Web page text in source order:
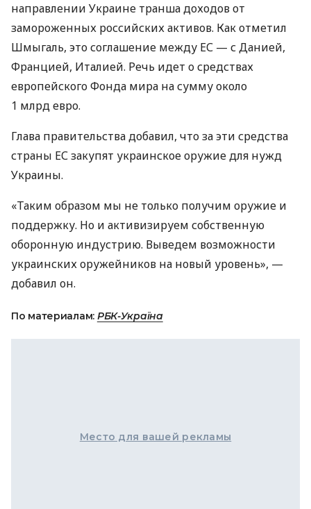
направлении Украине транша доходов от
замороженных российских активов. Как отметил
Шмыгаль, это соглашение между ЕС — с Данией,
Францией, Италией. Речь идет о средствах
европейского Фонда мира на сумму около
1 млрд евро.
Глава правительства добавил, что за эти средства
страны ЕС закупят украинское оружие для нужд
Украины.
«Таким образом мы не только получим оружие и
поддержку. Но и активизируем собственную
оборонную индустрию. Выведем возможности
украинских оружейников на новый уровень», —
добавил он.
По материалам: РБК-Україна
Место для вашей рекламы